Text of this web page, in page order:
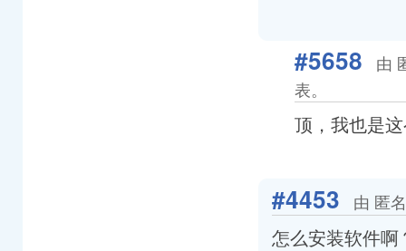
#5658
由
表。
顶，我也是
#4453 由 匿
怎么安装软件